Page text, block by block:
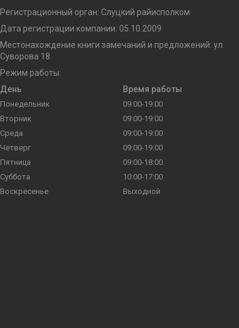
Регистрационный орган: Слуцкий райисполком
Дата регистрации компании: 05.10.2009
Местонахождение книги замечаний и предложений: ул.
Суворова 18
Режим работы:
День
Время работы
Понедельник
09:00-19:00
Вторник
09:00-19:00
Среда
09:00-19:00
Четверг
09:00-19:00
Пятница
09:00-18:00
Суббота
10:00-17:00
Воскресенье
Выходной